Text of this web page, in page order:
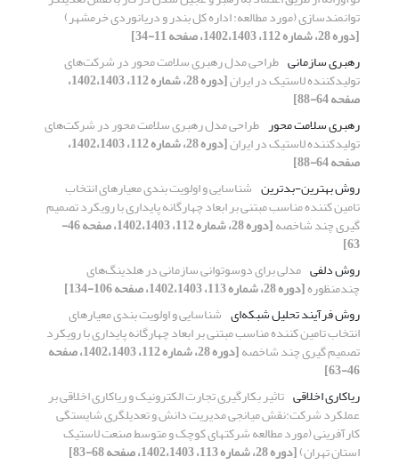
توانمندسازی (مورد مطالعه: اداره کل بندر و دریانوردی خرمشهر)
[دوره 28، شماره 112، 1402،1403، صفحه 11-34]
رهبری سازمانی طراحی مدل رهبری سلامت محور در شرکت‌های
تولیدکننده لاستیک در ایران [دوره 28، شماره 112، 1402،1403،
صفحه 64-88]
رهبری سلامت محور طراحی مدل رهبری سلامت محور در شرکت‌های
تولیدکننده لاستیک در ایران [دوره 28، شماره 112، 1402،1403،
صفحه 64-88]
روش بهترین-بدترین شناسایی و اولویت بندی معیارهای انتخاب
تامین کننده مناسب مبتنی بر ابعاد چهارگانه پایداری با رویکرد تصمیم
گیری چند شاخصه [دوره 28، شماره 112، 1402،1403، صفحه 46-
63]
روش دلفی مدلی برای دوسوتوانی سازمانی در هلدینگ‌های
چندمنظوره[دوره 28، شماره 113، 1402،1403، صفحه 106-134]
روش فرآیند تحلیل شبکه‌ای شناسایی و اولویت بندی معیارهای
انتخاب تامین کننده مناسب مبتنی بر ابعاد چهارگانه پایداری با رویکرد
تصمیم گیری چند شاخصه [دوره 28، شماره 112، 1402،1403، صفحه
46-63]
ریاکاری اخلاقی تاثیر بکارگیری تجارت الکترونیک و ریاکاری اخلاقی بر
عملکرد شرکت:نقش میانجی مدیریت دانش و تعدیلگری شایستگی
کارآفرینی (مورد مطالعه شرکتهای کوچک و متوسط صنعت لاستیک
استان تهران)[دوره 28، شماره 113، 1402،1403، صفحه 68-83]